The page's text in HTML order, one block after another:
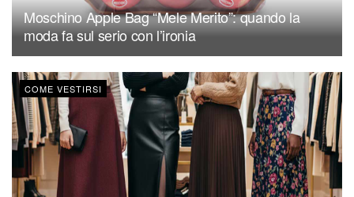
Moschino Apple Bag “Mele Merito”: quando la
moda fa sul serio con l’ironia
COME VESTIRSI